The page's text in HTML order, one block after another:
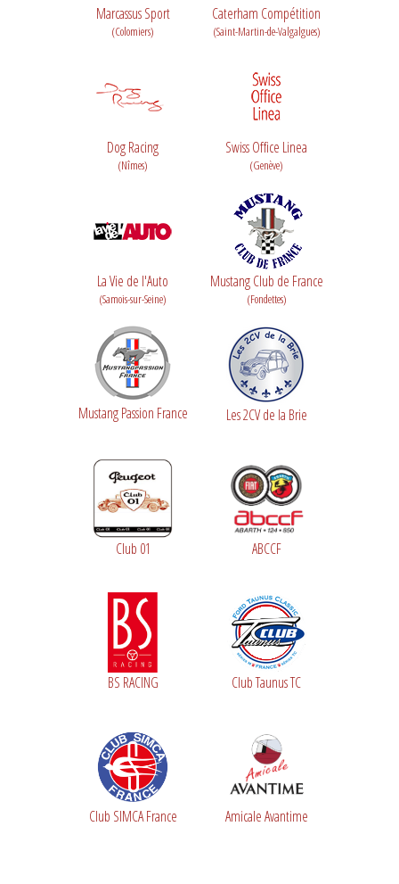
Marcassus Sport
(Colomiers)
Caterham Compétition
(Saint-Martin-de-Valgalgues)
Dog Racing
(Nîmes)
Swiss Office Linea
(Genève)
La Vie de l'Auto
(Samois-sur-Seine)
Mustang Club de France
(Fondettes)
Mustang Passion France Les 2CV de la Brie
Club 01 ABCCF
BS RACING Club Taunus TC
Club SIMCA France Amicale Avantime